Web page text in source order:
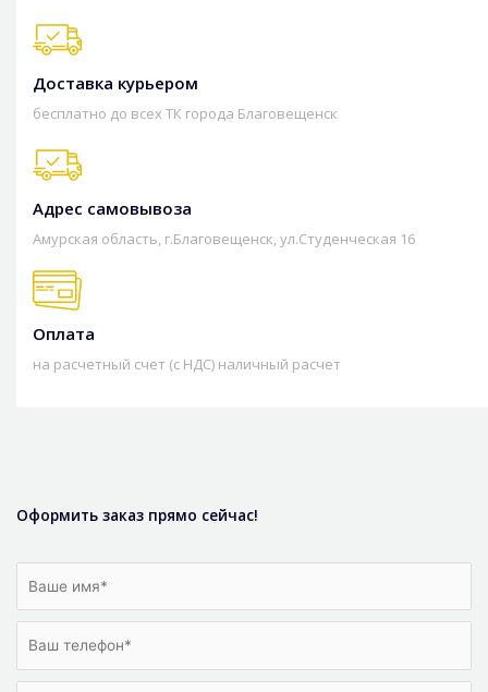
Доставка курьером
бесплатно до всех ТК города Благовещенск
Адрес самовывоза
Амурская область, г.Благовещенск, ул.Студенческая 16
Оплата
на расчетный счет (с НДС) наличный расчет
Оформить заказ прямо сейчас!